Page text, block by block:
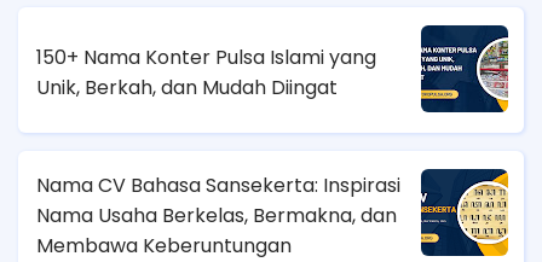
150+ Nama Konter Pulsa Islami yang
Unik, Berkah, dan Mudah Diingat
Nama CV Bahasa Sansekerta: Inspirasi
Nama Usaha Berkelas, Bermakna, dan
Membawa Keberuntungan